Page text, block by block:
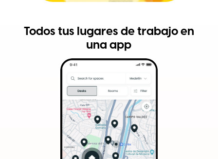
Todos tus lugares de trabajo en
una app